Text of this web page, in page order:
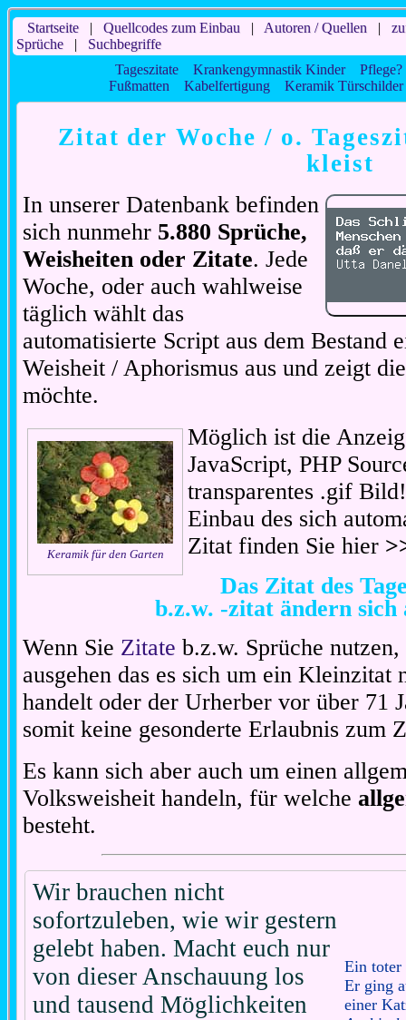
Startseite| Quellcodes zum Einbau | Autoren / Quellen |
Sprüche| Suchbegriffe
Tageszitate
Krankengymnastik Kinder
Fußmatten
Kabelfertigung Keramik Türschilder
Zitat der Woche / o.
kleist
In unserer Datenbank befinden
sich nunmehr 5.880 Sprüche,
Weisheiten oder Zitate. Jede
Woche, oder auch wahlweise
täglich wählt das
automatisierte Script aus dem Bestand
Weisheit / Aphorismus aus und zeigt
möchte.
Keramik für den Garten
Möglich ist die
JavaScript, PHP
transparentes .gif
Einbau des sich
Zitat finden Sie hier
Das Zitat des
b.z.w. -zitat ändern sich
Wenn Sie Zitate b.z.w. Sprüche
ausgehen das es sich um ein Kleinzitat
handelt oder der Urherber vor über 71
somit keine gesonderte Erlaubnis zum
Es kann sich aber auch um einen
Volksweisheit handeln, für welche
besteht.
Wir brauchen nicht
sofortzuleben, wie wir gestern
gelebt haben. Macht euch nur
von dieser Anschauung los
und tausend Möglichkeiten
Ein toter
Er ging
einer